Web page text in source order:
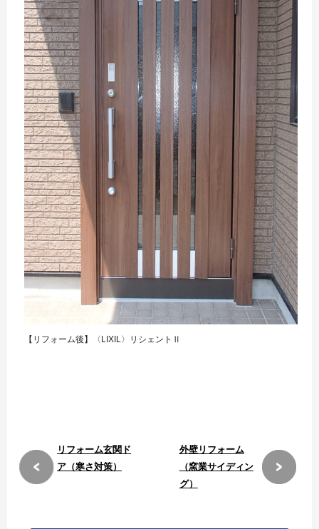
【リフォーム後】〈LIXIL〉リシェントⅡ
リフォーム玄関ド
ア（寒さ対策）
外壁リフォーム
（窯業サイディン
グ）